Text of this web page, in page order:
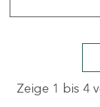
Zeige 1 bis 4